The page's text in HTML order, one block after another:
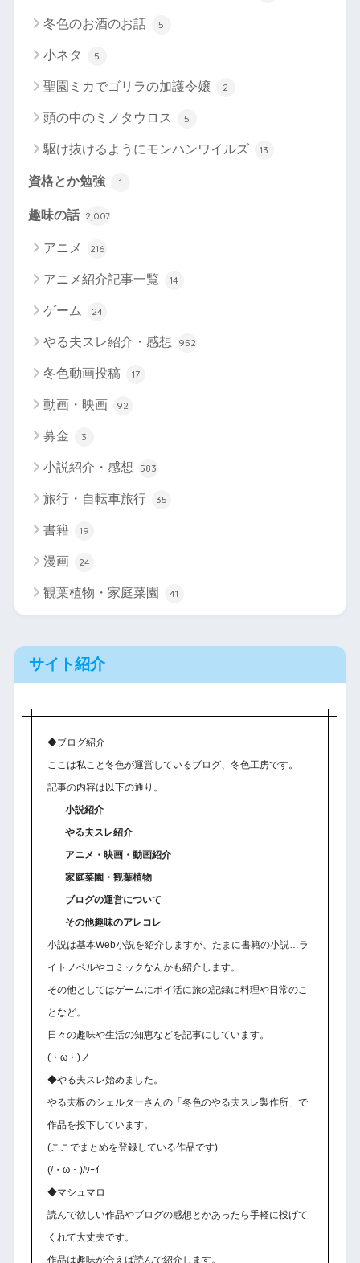
冬色のお酒のお話 5
小ネタ 5
聖園ミカでゴリラの加護令嬢 2
頭の中のミノタウロス 5
駆け抜けるようにモンハンワイルズ 13
資格とか勉強 1
趣味の話 2,007
アニメ 216
アニメ紹介記事一覧 14
ゲーム 24
やる夫スレ紹介・感想 952
冬色動画投稿 17
動画・映画 92
募金 3
小説紹介・感想 583
旅行・自転車旅行 35
書籍 19
漫画 24
観葉植物・家庭菜園 41
サイト紹介
◆ブログ紹介
ここは私こと冬色が運営しているブログ、冬色工房です。
記事の内容は以下の通り。
小説紹介
やる夫スレ紹介
アニメ・映画・動画紹介
家庭菜園・観葉植物
ブログの運営について
その他趣味のアレコレ
小説は基本Web小説を紹介しますが、たまに書籍の小説…ラ
イトノベルやコミックなんかも紹介します。
その他としてはゲームにポイ活に旅の記録に料理や日常のこ
となど。
日々の趣味や生活の知恵などを記事にしています。
(・ω・)ノ
◆やる夫スレ始めました。
やる夫板のシェルターさんの「冬色のやる夫スレ製作所」で
作品を投下しています。
(ここでまとめを登録している作品です)
(/・ω・)/ﾜｰｲ
◆マシュマロ
読んで欲しい作品やブログの感想とかあったら手軽に投げて
くれて大丈夫です。
作品は趣味が合えば読んで紹介します。